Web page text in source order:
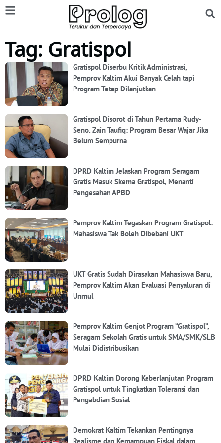
Tag: Gratispol
Gratispol Diserbu Kritik Administrasi,
Pemprov Kaltim Akui Banyak Celah tapi
Program Tetap Dilanjutkan
Gratispol Disorot di Tahun Pertama Rudy-
Seno, Zain Taufiq: Program Besar Wajar Jika
Belum Sempurna
DPRD Kaltim Jelaskan Program Seragam
Gratis Masuk Skema Gratispol, Menanti
Pengesahan APBD
Pemprov Kaltim Tegaskan Program Gratispol:
Mahasiswa Tak Boleh Dibebani UKT
UKT Gratis Sudah Dirasakan Mahasiswa Baru,
Pemprov Kaltim Akan Evaluasi Penyaluran di
Unmul
Pemprov Kaltim Genjot Program “Gratispol”,
Seragam Sekolah Gratis untuk SMA/SMK/SLB
Mulai Didistribusikan
DPRD Kaltim Dorong Keberlanjutan Program
Gratispol untuk Tingkatkan Toleransi dan
Pengabdian Sosial
Demokrat Kaltim Tekankan Pentingnya
Realisme dan Kemampuan Fiskal dalam